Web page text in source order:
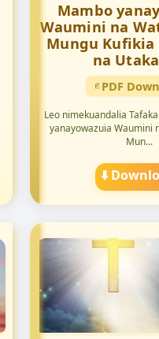
Mambo
Waumini na
Mungu
na
PDF
Leo nimekuandalia
yanayowazuia Waumini
Mun...
⬇️